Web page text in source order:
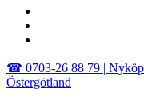
Close
Menu
☎︎ 0703-26 88 79 |
Östergötland